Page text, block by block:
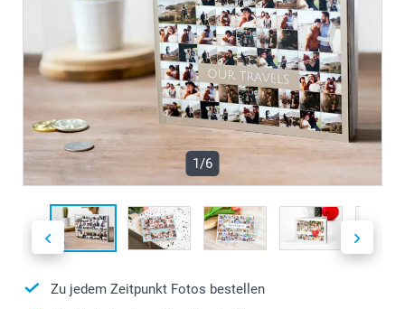
1/6
Zu jedem Zeitpunkt Fotos bestellen